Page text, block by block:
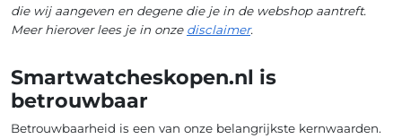
die wij aangeven en degene die je in de webshop aantreft.
Meer hierover lees je in onze disclaimer.
Smartwatcheskopen.nl is
betrouwbaar
Betrouwbaarheid is een van onze belangrijkste kernwaarden.